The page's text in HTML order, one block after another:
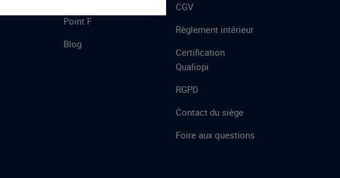
Point F
Blog
CGV
Règlement intérieur
Certification
Qualiopi
RGPD
Contact du siège
Foire aux questions